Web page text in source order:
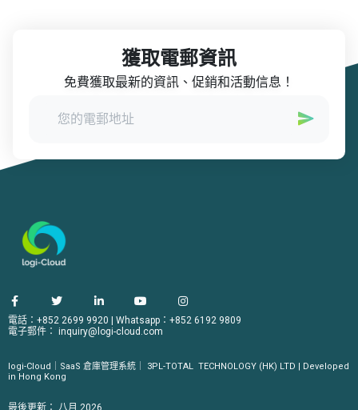
獲取電郵資訊
免費獲取最新的資訊、促銷和活動信息！
logi-Cloud｜SaaS 倉庫管理系統｜ 3PL-TOTAL TECHNOLOGY (HK) LTD | Developed
in Hong Kong
最後更新： 八月 2026
電話：+852 2699 9920
Whatsapp：+852 6192 9809
電子郵件： inquiry@logi-cloud.com